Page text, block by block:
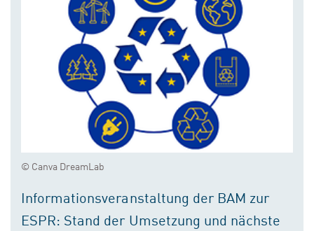
© Canva DreamLab
Informationsveranstaltung der BAM zur
ESPR: Stand der Umsetzung und nächste